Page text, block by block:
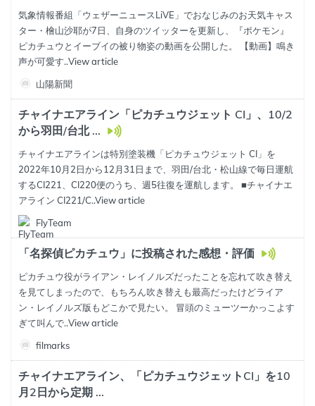
気象情報番組「ウェザーニュースLiVE」でおなじみのお天気キャス
ター・檜山沙耶が7日、自身のツイッターを更新し、『ポケモン』
ピカチュウとイーブイの被り物姿の動画を公開した。 【動画】鳴き
声が可愛す..View article
山陽新聞
チャイナエアライン「ピカチュウジェット CI」、10/2
から羽田/台北 ...
チャイナエアラインは特別塗装機「ピカチュウジェット CI」を
2022年10月2日から12月31日まで、羽田/台北・松山線で毎日運航
するCI221、CI220便のうち、週5往復を運航します。 ■チャイナエ
アライン CI221/C..View article
FlyTeam
「名探偵ピカチュウ」に投稿された感想・評価
ピカチュウ役がライアン・レイノルズだったことを忘れて吹き替え
を見てしまったので、もちろん吹き替えも最高だったけどライア
ン・レイノルズ版もどこかで見たい。 冒頭のミューツーかっこよす
ぎて叫んで..View article
filmarks
チャイナエアライン、「ピカチュウジェットCI」を10
月2日から定期 ...